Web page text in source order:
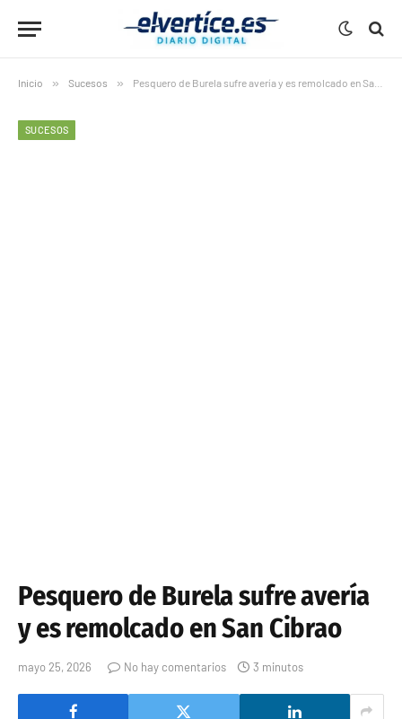
Inicio » Sucesos » Pesquero de Burela sufre avería y es remolcado en San Cibrao
SUCESOS
Pesquero de Burela sufre avería
y es remolcado en San Cibrao
mayo 25, 2026 No hay comentarios 3 minutos